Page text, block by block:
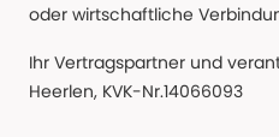
oder wirtschaftliche
Ihr Vertragspartner und
Heerlen, KVK-Nr.14066093